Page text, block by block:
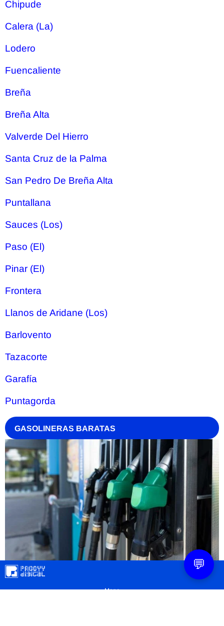
Chipude
Calera (La)
Lodero
Fuencaliente
Breña
Breña Alta
Valverde Del Hierro
Santa Cruz de la Palma
San Pedro De Breña Alta
Puntallana
Sauces (Los)
Paso (El)
Pinar (El)
Frontera
Llanos de Aridane (Los)
Barlovento
Tazacorte
Garafía
Puntagorda
GASOLINERAS BARATAS
Mapa
💬